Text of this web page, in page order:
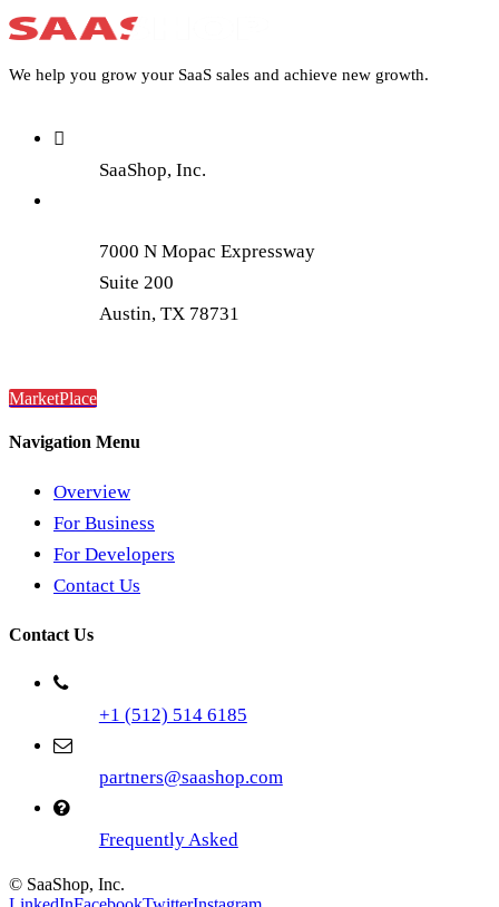
We help you grow your SaaS sales and achieve new growth.
SaaShop, Inc.
7000 N Mopac Expressway
Suite 200
Austin, TX 78731
MarketPlace
Navigation Menu
Overview
For Business
For Developers
Contact Us
Contact Us
+1 (512) 514 6185
partners@saashop.com
Frequently Asked
© SaaShop, Inc.